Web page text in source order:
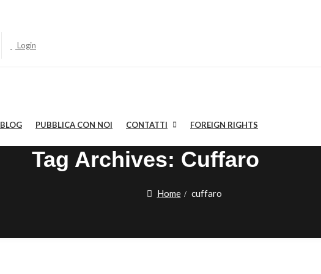
Login
BLOG PUBBLICA CON NOI CONTATTI FOREIGN RIGHTS
Tag Archives: Cuffaro
Home cuffaro